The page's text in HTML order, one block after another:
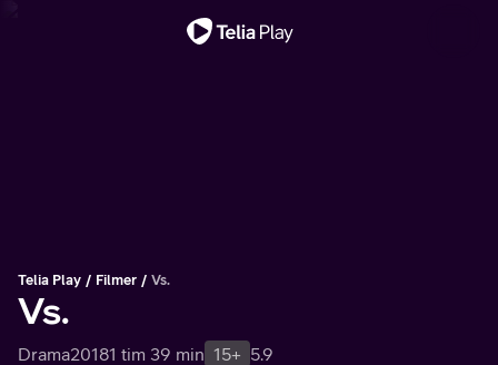
Telia Play Filmer Vs.
Vs.
Drama20181 tim 39 min 15+ 5.9